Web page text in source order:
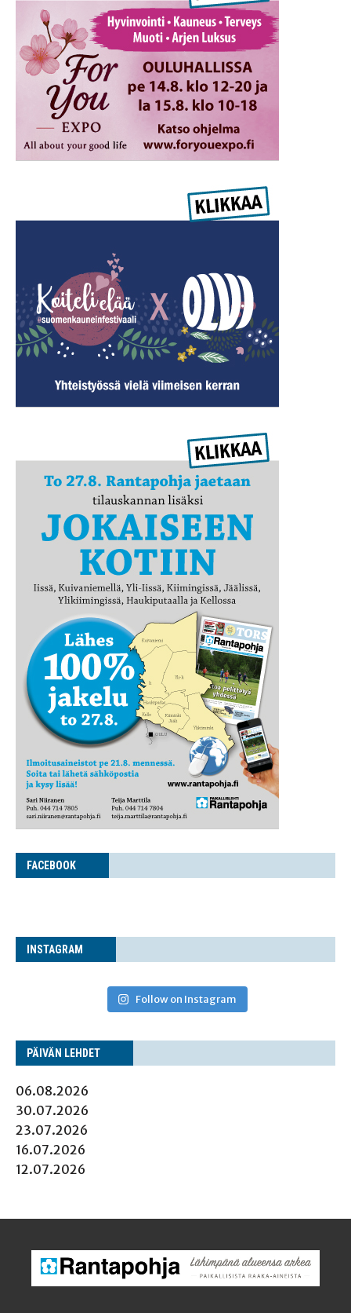
FACE­BOOK
INS­TA­GRAM
Follow on Instagram
PÄI­VÄN LEHDET
06.08.2026
30.07.2026
23.07.2026
16.07.2026
12.07.2026